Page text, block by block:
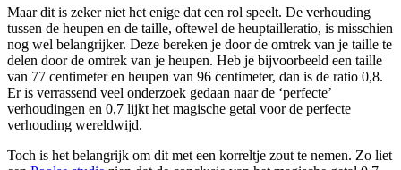
Maar dit is zeker niet het enige dat een rol speelt. De verhouding
tussen de heupen en de taille, oftewel de heuptailleratio, is misschien
nog wel belangrijker. Deze bereken je door de omtrek van je taille te
delen door de omtrek van je heupen. Heb je bijvoorbeeld een taille
van 77 centimeter en heupen van 96 centimeter, dan is de ratio 0,8.
Er is verrassend veel onderzoek gedaan naar de ‘perfecte’
verhoudingen en 0,7 lijkt het magische getal voor de perfecte
verhouding wereldwijd.
Toch is het belangrijk om dit met een korreltje zout te nemen. Zo liet